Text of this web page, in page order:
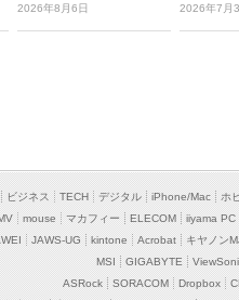
2026年8月6日 2026年7月
ビジネス TECH デジタル iPhone/Mac ホ
mouse マカフィー ELECOM iiyama PC
JAWS-UG kintone Acrobat キヤノン
MSI
GIGABYTE
ASRock
SORACOM Dropbox